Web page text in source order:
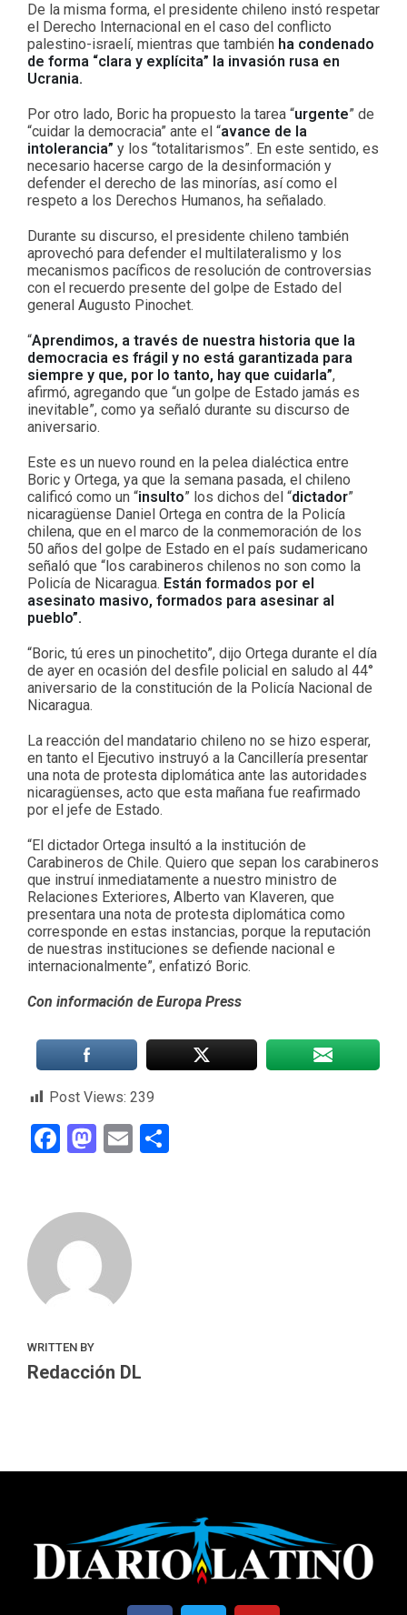
De la misma forma, el presidente chileno instó respetar
el Derecho Internacional en el caso del conflicto
palestino-israelí, mientras que también ha condenado
de forma “clara y explícita” la invasión rusa en
Ucrania.
Por otro lado, Boric ha propuesto la tarea “urgente” de
“cuidar la democracia” ante el “avance de la
intolerancia” y los “totalitarismos”. En este sentido, es
necesario hacerse cargo de la desinformación y
defender el derecho de las minorías, así como el
respeto a los Derechos Humanos, ha señalado.
Durante su discurso, el presidente chileno también
aprovechó para defender el multilateralismo y los
mecanismos pacíficos de resolución de controversias
con el recuerdo presente del golpe de Estado del
general Augusto Pinochet.
“Aprendimos, a través de nuestra historia que la
democracia es frágil y no está garantizada para
siempre y que, por lo tanto, hay que cuidarla”,
afirmó, agregando que “un golpe de Estado jamás es
inevitable”, como ya señaló durante su discurso de
aniversario.
Este es un nuevo round en la pelea dialéctica entre
Boric y Ortega, ya que la semana pasada, el chileno
calificó como un “insulto” los dichos del “dictador”
nicaragüense Daniel Ortega en contra de la Policía
chilena, que en el marco de la conmemoración de los
50 años del golpe de Estado en el país sudamericano
señaló que “los carabineros chilenos no son como la
Policía de Nicaragua. Están formados por el
asesinato masivo, formados para asesinar al
pueblo”.
“Boric, tú eres un pinochetito”, dijo Ortega durante el día
de ayer en ocasión del desfile policial en saludo al 44°
aniversario de la constitución de la Policía Nacional de
Nicaragua.
La reacción del mandatario chileno no se hizo esperar,
en tanto el Ejecutivo instruyó a la Cancillería presentar
una nota de protesta diplomática ante las autoridades
nicaragüenses, acto que esta mañana fue reafirmado
por el jefe de Estado.
“El dictador Ortega insultó a la institución de
Carabineros de Chile. Quiero que sepan los carabineros
que instruí inmediatamente a nuestro ministro de
Relaciones Exteriores, Alberto van Klaveren, que
presentara una nota de protesta diplomática como
corresponde en estas instancias, porque la reputación
de nuestras instituciones se defiende nacional e
internacionalmente”, enfatizó Boric.
Con información de Europa Press
Post Views: 239
Facebook
Mastodon
Email
WRITTEN BY
Redacción DL